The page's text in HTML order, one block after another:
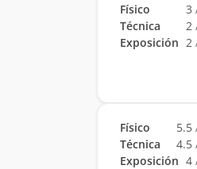
Físico 3
Técnica 2
Exposición 2
Físico 5.5
Técnica 4.5
Exposición 4